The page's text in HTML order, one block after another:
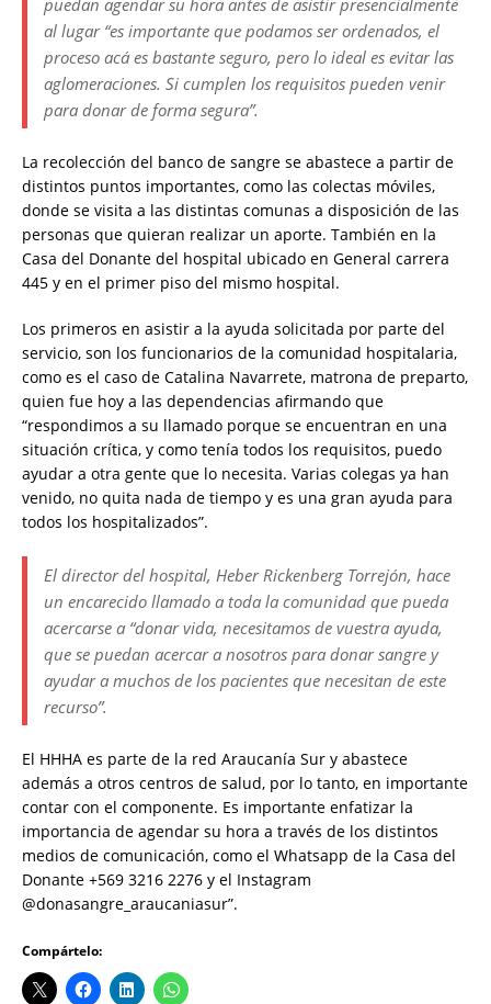
puedan agendar su hora antes de asistir presencialmente
al lugar “es importante que podamos ser ordenados, el
proceso acá es bastante seguro, pero lo ideal es evitar las
aglomeraciones. Si cumplen los requisitos pueden venir
para donar de forma segura”.
La recolección del banco de sangre se abastece a partir de
distintos puntos importantes, como las colectas móviles,
donde se visita a las distintas comunas a disposición de las
personas que quieran realizar un aporte. También en la
Casa del Donante del hospital ubicado en General carrera
445 y en el primer piso del mismo hospital.
Los primeros en asistir a la ayuda solicitada por parte del
servicio, son los funcionarios de la comunidad hospitalaria,
como es el caso de Catalina Navarrete, matrona de preparto,
quien fue hoy a las dependencias afirmando que
“respondimos a su llamado porque se encuentran en una
situación crítica, y como tenía todos los requisitos, puedo
ayudar a otra gente que lo necesita. Varias colegas ya han
venido, no quita nada de tiempo y es una gran ayuda para
todos los hospitalizados”.
El director del hospital, Heber Rickenberg Torrejón, hace
un encarecido llamado a toda la comunidad que pueda
acercarse a “donar vida, necesitamos de vuestra ayuda,
que se puedan acercar a nosotros para donar sangre y
ayudar a muchos de los pacientes que necesitan de este
recurso”.
El HHHA es parte de la red Araucanía Sur y abastece
además a otros centros de salud, por lo tanto, en importante
contar con el componente. Es importante enfatizar la
importancia de agendar su hora a través de los distintos
medios de comunicación, como el Whatsapp de la Casa del
Donante +569 3216 2276 y el Instagram
@donasangre_araucaniasur”.
Compártelo: